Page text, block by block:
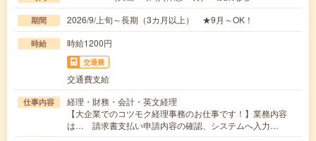
期間 2026/9/上旬～長期（3カ月以上） ★9月～OK！
時給 時給1200円
交通費
交通費支給
仕事内容
経理・財務・会計・英文経理
【大企業でのコツモク経理事務のお仕事です！】業務内容
は… 請求書支払い申請内容の確認、システムへ入力…